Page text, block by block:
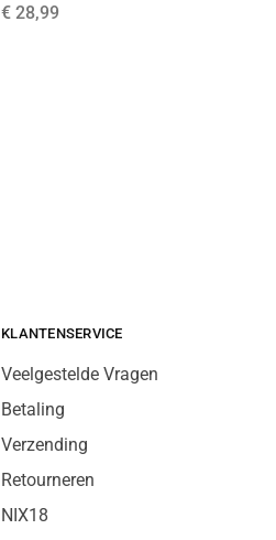
€ 28,99
KLANTENSERVICE
Veelgestelde Vragen
Betaling
Verzending
Retourneren
NIX18